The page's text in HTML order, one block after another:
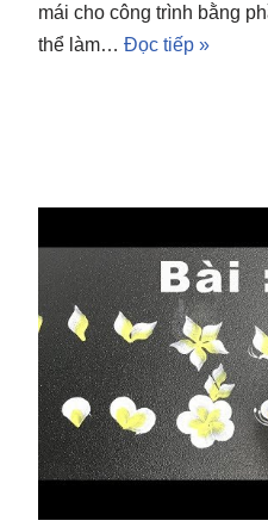
mái cho công trình bằng
thể làm… Đọc tiếp »